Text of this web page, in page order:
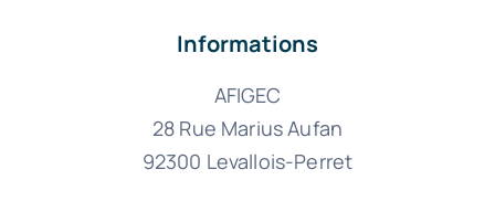
Informations
AFIGEC
28 Rue Marius Aufan
92300 Levallois-Perret